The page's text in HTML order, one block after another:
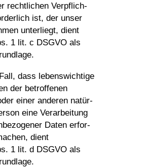
recht­li­chen Verpflich­
ist, der unser
unter­liegt, dient
1 lit. c DSGVO als
dass lebens­wich­tige
der betrof­fenen
einer anderen natür­
eine Verar­bei­tung
Daten erfor­
dient
1 lit. d DSGVO als